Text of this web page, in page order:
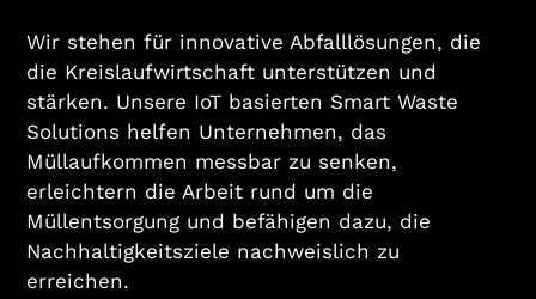
Wir stehen für innovative Abfalllösungen, die
die Kreislaufwirtschaft unterstützen und
stärken. Unsere IoT basierten Smart Waste
Solutions helfen Unternehmen, das
Müllaufkommen messbar zu senken,
erleichtern die Arbeit rund um die
Müllentsorgung und befähigen dazu, die
Nachhaltigkeitsziele nachweislich zu
erreichen.